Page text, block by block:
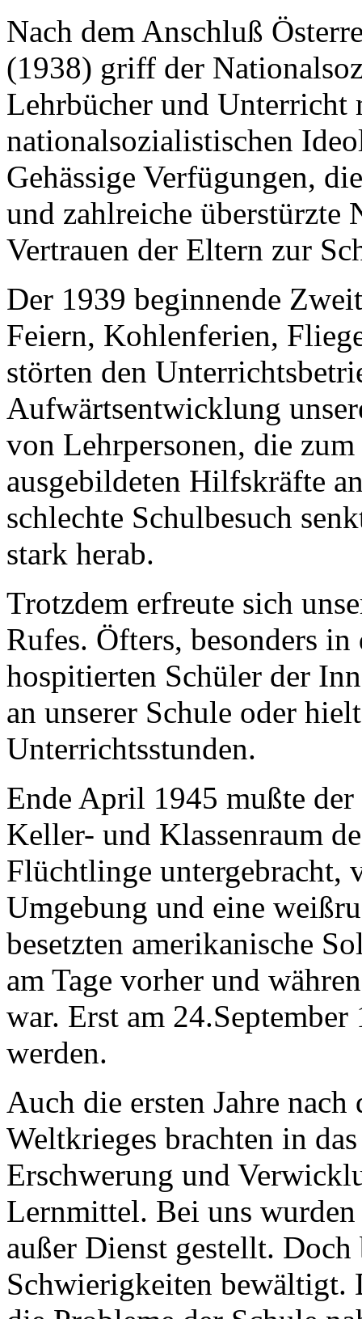
Nach dem Anschluß
(1938) griff der
Lehrbücher und Unterricht
nationalsozialistischen
Gehässige Verfügungen,
und zahlreiche überstürzte
Vertrauen der Eltern zur
Der 1939 beginnende
Feiern, Kohlenferien,
störten den
Aufwärtsentwicklung
von Lehrpersonen, die
ausgebildeten Hilfskräfte
schlechte Schulbesuch
stark herab.
Trotzdem erfreute sich
Rufes. Öfters, besonders
hospitierten Schüler der
an unserer Schule oder
Unterrichtsstunden.
Ende April 1945 mußte
Keller- und Klassenraum
Flüchtlinge untergebracht,
Umgebung und eine
besetzten amerikanische
am Tage vorher und
war. Erst am
werden.
Auch die ersten Jahre
Weltkrieges brachten in
Erschwerung und
Lernmittel. Bei uns
außer Dienst gestellt.
Schwierigkeiten bewältigt.